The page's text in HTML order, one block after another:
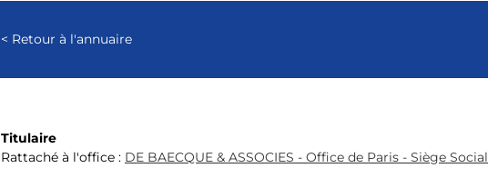
< Retour à l'annuaire
Titulaire
Rattaché à l'office : DE BAECQUE & ASSOCIES - Office de Paris - Siège Social